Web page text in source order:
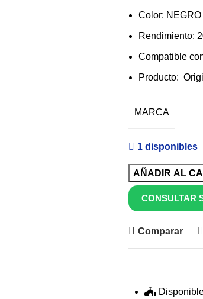
Color:
Rendimiento:
Compatible
Producto:
MARCA
1 disponibles
AÑADIR AL
CONSULTAR
Comparar